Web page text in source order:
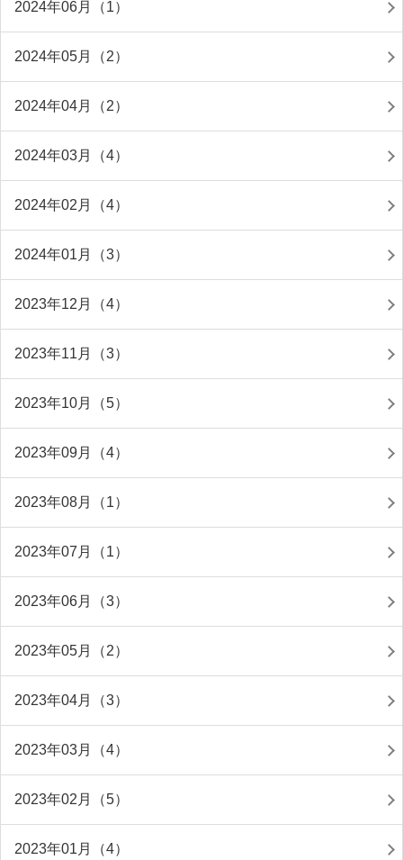
2024年06月（1）
2024年05月（2）
2024年04月（2）
2024年03月（4）
2024年02月（4）
2024年01月（3）
2023年12月（4）
2023年11月（3）
2023年10月（5）
2023年09月（4）
2023年08月（1）
2023年07月（1）
2023年06月（3）
2023年05月（2）
2023年04月（3）
2023年03月（4）
2023年02月（5）
2023年01月（4）